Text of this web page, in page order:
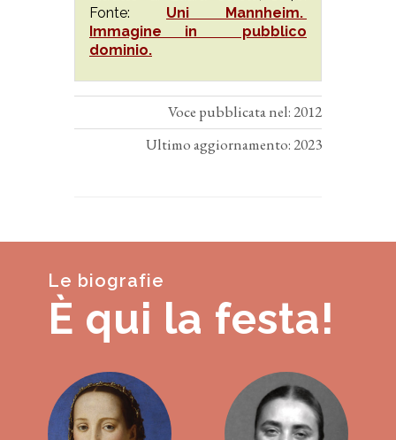
Fonte: Uni Mannheim.
Immagine in pubblico
dominio.
Voce pubblicata nel: 2012
Ultimo aggiornamento: 2023
Le biografie
È qui la festa!